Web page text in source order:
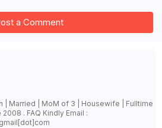
a Comment
| Married | MoM of 3 | Housewife | Fulltime
. FAQ Kindly Email :